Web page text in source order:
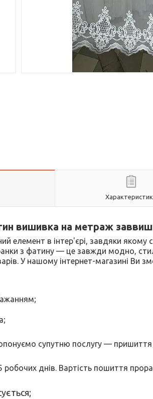
вишивка на метраж
елемент в інтер'єрі, завдяки якому
з фатину — це завжди модно,
У нашому інтернет-магазині Ви
супутню послугу — пришиття
днів. Вартість пошиття